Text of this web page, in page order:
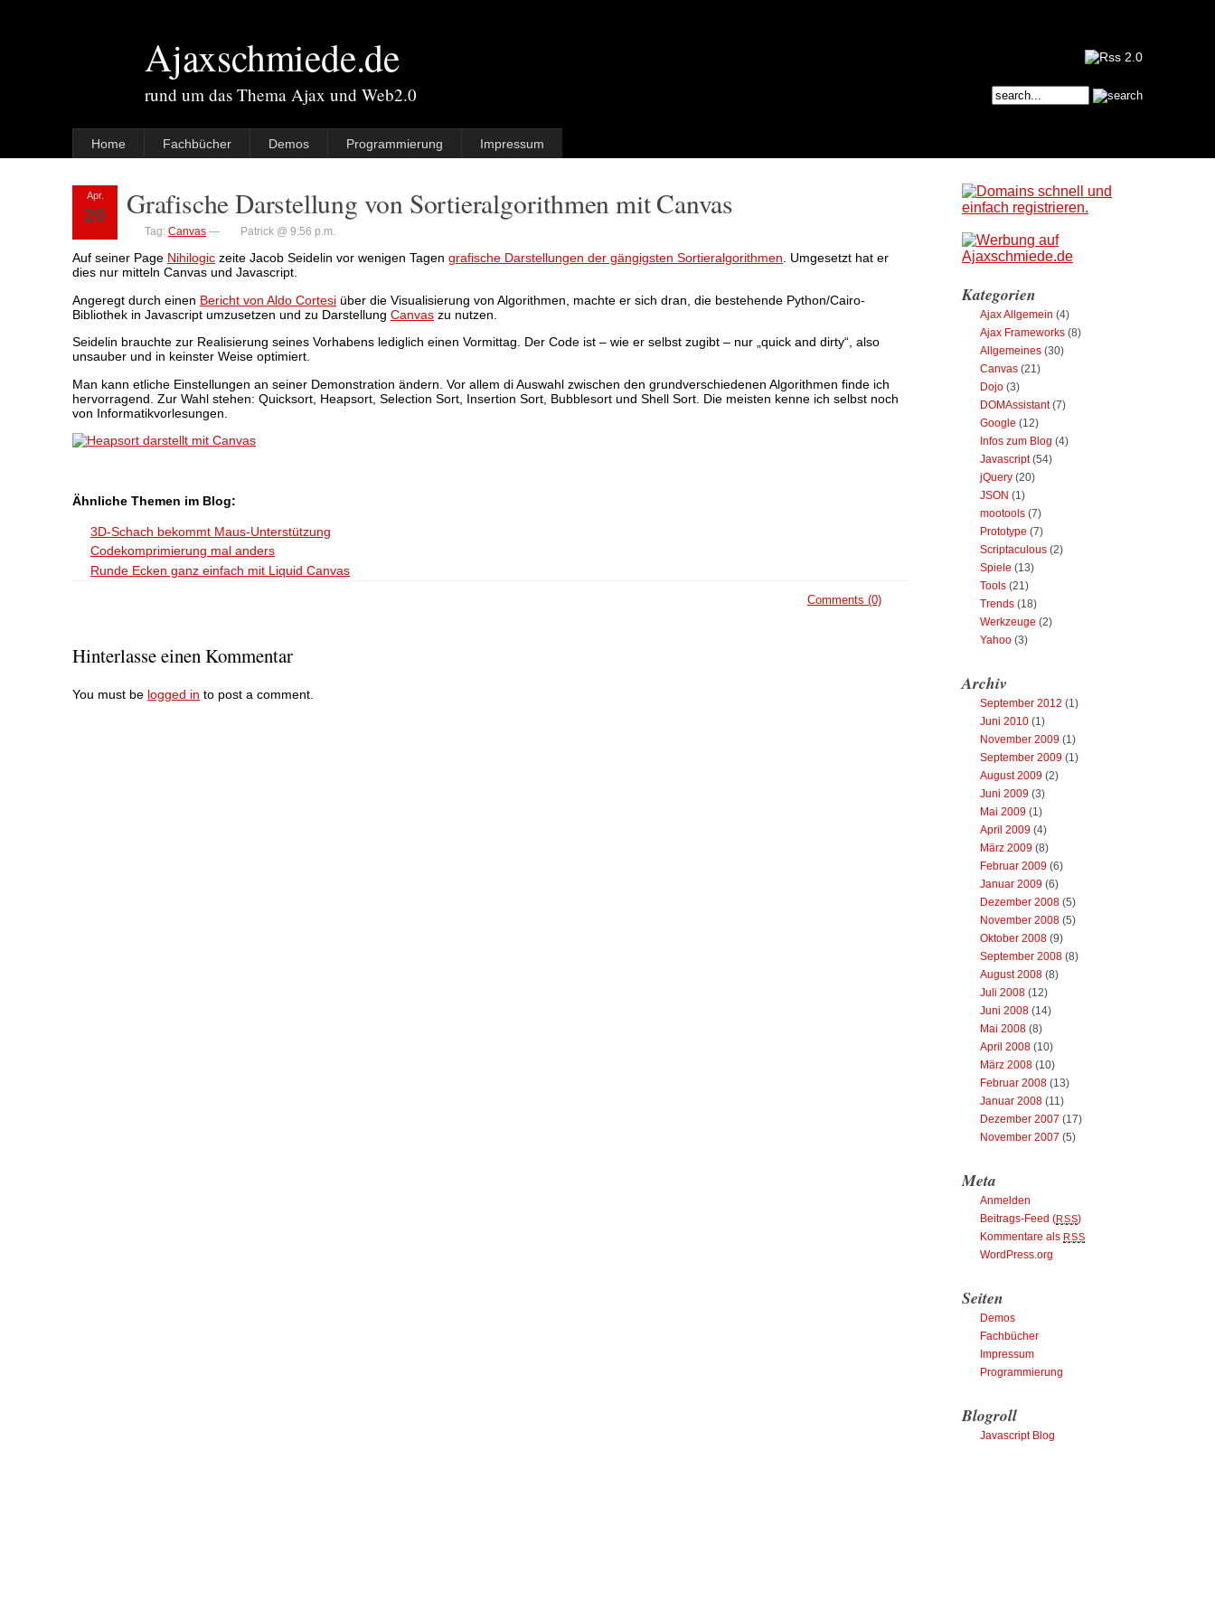
Ajaxschmiede.de
rund um das Thema Ajax und Web2.0
Home Fachbücher Demos Programmierung Impressum
Apr.
20 Grafische Darstellung von Sortieralgorithmen mit Canvas
Tag: Canvas — Patrick @ 9:56 p.m.
Auf seiner Page Nihilogic zeite Jacob Seidelin vor wenigen Tagen grafische Darstellungen der gängigsten Sortieralgorithmen. Umgesetzt hat er
dies nur mitteln Canvas und Javascript.
Angeregt durch einen Bericht von Aldo Cortesi über die Visualisierung von Algorithmen, machte er sich dran, die bestehende Python/Cairo-
Bibliothek in Javascript umzusetzen und zu Darstellung Canvas zu nutzen.
Seidelin brauchte zur Realisierung seines Vorhabens lediglich einen Vormittag. Der Code ist – wie er selbst zugibt – nur „quick and dirty“, also
unsauber und in keinster Weise optimiert.
Man kann etliche Einstellungen an seiner Demonstration ändern. Vor allem di Auswahl zwischen den grundverschiedenen Algorithmen finde ich
hervorragend. Zur Wahl stehen: Quicksort, Heapsort, Selection Sort, Insertion Sort, Bubblesort und Shell Sort. Die meisten kenne ich selbst noch
von Informatikvorlesungen.
Ähnliche Themen im Blog:
3D-Schach bekommt Maus-Unterstützung
Codekomprimierung mal anders
Runde Ecken ganz einfach mit Liquid Canvas
Comments (0)
Hinterlasse einen Kommentar
You must be logged in to post a comment.
Kategorien
Ajax Allgemein (4)
Ajax Frameworks (8)
Allgemeines (30)
Canvas (21)
Dojo (3)
DOMAssistant(7)
Google (12)
Infos zum Blog (4)
Javascript(54)
jQuery (20)
JSON (1)
mootools (7)
Prototype (7)
Scriptaculous (2)
Spiele (13)
Tools (21)
Trends (18)
Werkzeuge (2)
Yahoo (3)
Archiv
September 2012 (1)
Juni 2010 (1)
November 2009 (1)
September 2009 (1)
August 2009 (2)
Juni 2009 (3)
Mai 2009 (1)
April 2009 (4)
März 2009 (8)
Februar 2009 (6)
Januar 2009 (6)
Dezember 2008 (5)
November 2008 (5)
Oktober 2008 (9)
September 2008 (8)
August 2008 (8)
Juli 2008 (12)
Juni 2008 (14)
Mai 2008 (8)
April 2008 (10)
März 2008 (10)
Februar 2008 (13)
Januar 2008 (11)
Dezember 2007 (17)
November 2007 (5)
Meta
Anmelden
Beitrags-Feed (RSS)
Kommentare als RSS
WordPress.org
Seiten
Demos
Fachbücher
Impressum
Programmierung
Blogroll
Javascript Blog